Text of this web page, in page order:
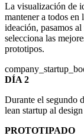
La visualización de
mantener a todos en
ideación, pasamos
selecciona las
prototipos.
DÍA 2
Durante el segundo
lean startup al
PROTOTIPADO